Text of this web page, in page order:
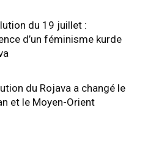
du 19 juillet :
d’un féminisme kurde
du Rojava a changé le
et le Moyen-Orient